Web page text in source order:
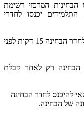
המרכזי רשימת
יכנסו לחדרי
התלמיד הנבחן מתבקש להיכנס לחדר הבחינה 15 דקות לפני
הבחינה רק לאחר קבלת
להיכנס לחדר הבחינה
של הבחינה.